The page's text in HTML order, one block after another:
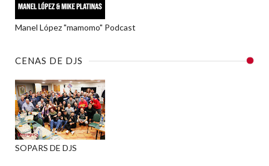
Manel López "mamomo" Podcast
CENAS DE DJS
SOPARS DE DJS